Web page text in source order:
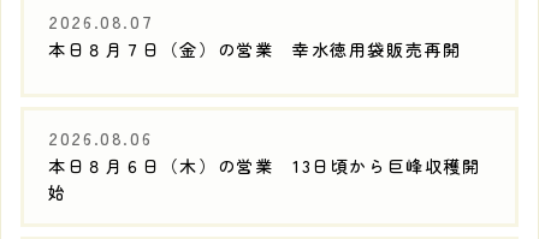
2026.08.07
本日８月７日（金）の営業 幸水徳用袋販売再開
2026.08.06
本日８月６日（木）の営業 13日頃から巨峰収穫開
始